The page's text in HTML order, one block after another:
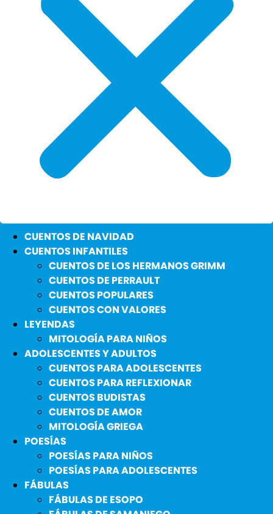
CUENTOS DE NAVIDAD
CUENTOS INFANTILES
CUENTOS DE LOS HERMANOS GRIMM
CUENTOS DE PERRAULT
CUENTOS POPULARES
CUENTOS CON VALORES
LEYENDAS
MITOLOGÍA PARA NIÑOS
ADOLESCENTES Y ADULTOS
CUENTOS PARA ADOLESCENTES
CUENTOS PARA REFLEXIONAR
CUENTOS BUDISTAS
CUENTOS DE AMOR
MITOLOGÍA GRIEGA
POESÍAS
POESÍAS PARA NIÑOS
POESÍAS PARA ADOLESCENTES
FÁBULAS
FÁBULAS DE ESOPO